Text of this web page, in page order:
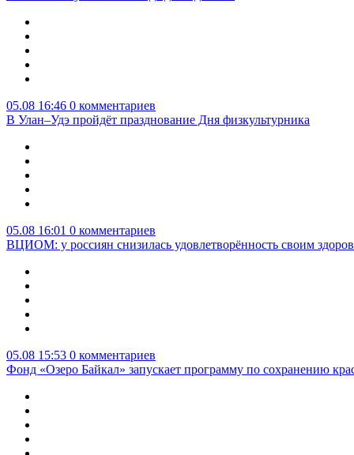
05.08 16:46 0 комментариев
В Улан–Удэ пройдёт празднование Дня физкультурника
05.08 16:01 0 комментариев
ВЦИОМ: у россиян снизилась удовлетворённость своим
05.08 15:53 0 комментариев
Фонд «Озеро Байкал» запускает программу по сохранению